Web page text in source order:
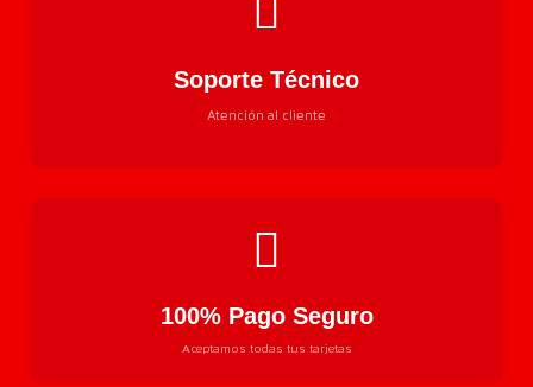
Soporte Técnico
Atención al cliente
100% Pago Seguro
Aceptamos todas tus tarjetas